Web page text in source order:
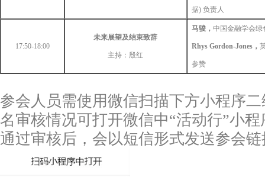
据) 负责人
17:50-18:00
未来展望及结束致辞
主持：殷红
马骏，中国金融学会
Rhys Gordon-Jones ，
参赞
参会人员需使用微信扫描下方小程序
名审核情况可打开微信中“活动行”小
通过审核后，会以短信形式发送参会